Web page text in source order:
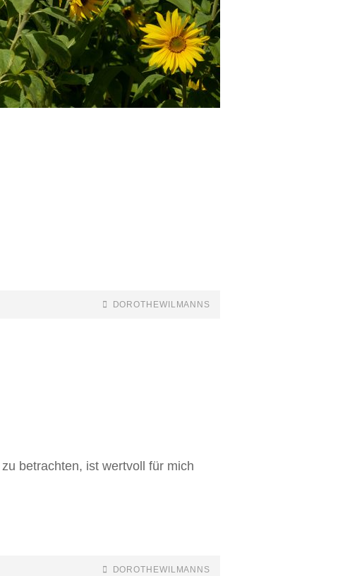
DOROTHEWILMANNS
betrachten, ist wertvoll für mich
DOROTHEWILMANNS